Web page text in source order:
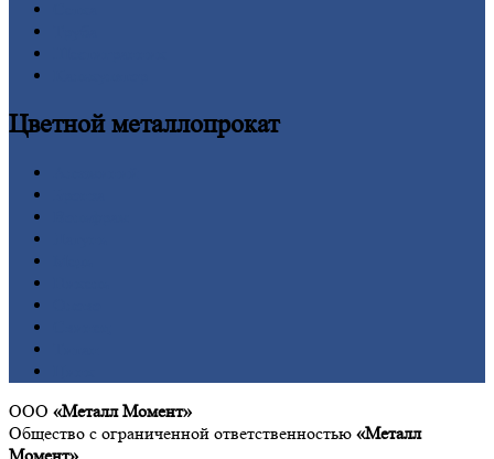
Цветнойметаллопрокат
ООО «Металл Момент»
Общество с ограниченной ответственностью «Металл